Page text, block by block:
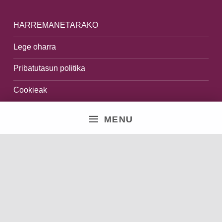
MENU
HARREMANETARAKO
Lege oharra
Pribatutasun politika
Cookieak